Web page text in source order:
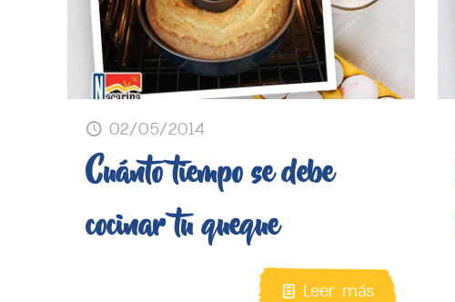
02/05/2014
Cuánto tiempo se debe
cocinar tu queque
Leer más